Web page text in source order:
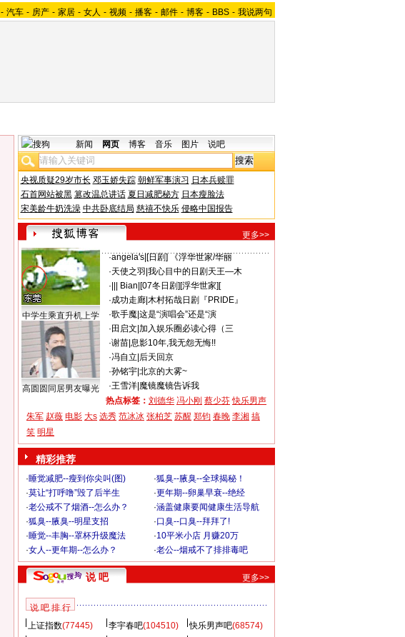
- 汽车 - 房产 - 家居 - 女人 - 视频 - 播客 - 邮件 - 博客 - BBS - 我说两句
新闻 网页 博客 音乐 图片 说吧
央视质疑29岁市长 邓玉娇失踪 朝鲜军事演习 日本兵赎罪
石首网站被黑 篡改温总讲话 夏日减肥秘方 日本瘦脸法
宋美龄牛奶洗澡 中共卧底结局 慈禧不快乐 侵略中国报告
更多>>
中学生乘直升机上学
高圆圆同居男友曝光
·angela's| [日剧] 《浮华世家/华丽
·天使之羽 我心目中的日剧天王—木
· ||| Bian [07冬日剧][浮华世家][
·成功走廊| 木村拓哉日剧『PRIDE』
·歌手魔| 这是“演唱会”还是“演
· 田启文 加入娱乐圈必读心得（三
·谢苗| 息影10年,我无怨无悔!!
·冯自立 后天回京
·孙铭宇| 北京的大雾~
·王雪洋| 魔镜魔镜告诉我
热点标签： 刘德华 冯小刚 蔡少芬 快乐男声
朱军 赵薇 电影 大s 选秀 范冰冰 张柏芝 苏醒 郑钧 春晚 李湘 搞
笑 明星
精彩推荐
·睡觉减肥--瘦到你尖叫(图) ·狐臭--腋臭--全球揭秘！
·莫让“打呼噜”毁了后半生 ·更年期--卵巢早衰--绝经
·老公戒不了烟酒--怎么办？ ·涵盖健康要闻健康生活导航
·狐臭--腋臭--明星支招 ·口臭--口臭--拜拜了!
·睡觉--丰胸--罩杯升级魔法 ·10平米小店 月赚20万
·女人--更年期--怎么办？ ·老公--烟戒不了排排毒吧
说 吧 更多>>
说 吧 排 行
上证指数(77445) 李宇春吧(104510) 快乐男声吧(68574)